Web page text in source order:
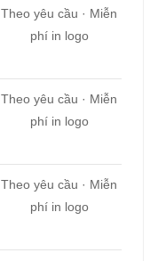
Theo yêu cầu · Miễn
phí in logo
Theo yêu cầu · Miễn
phí in logo
Theo yêu cầu · Miễn
phí in logo